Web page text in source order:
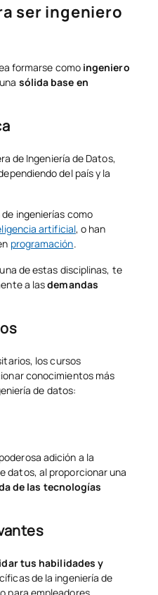
ser ingeniero
formarse como ingeniero
sólida base en
de Ingeniería de Datos,
del país y la
ingenierías como
artificial, o han
programación.
de estas disciplinas, te
a lasdemandas
los cursos
conocimientos más
de datos:
adición a la
datos, al proporcionar una
de las tecnologías
tus habilidades y
de la ingeniería de